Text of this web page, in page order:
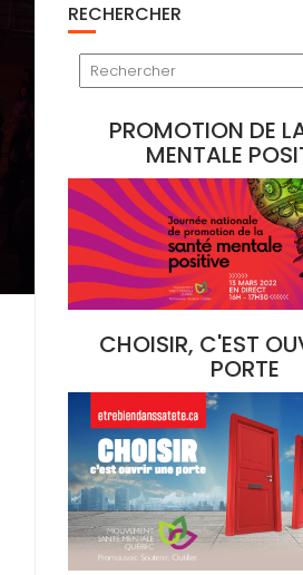
RECHERCHER
PROMOTION DE
MENTALE
CHOISIR, C'EST
PORTE